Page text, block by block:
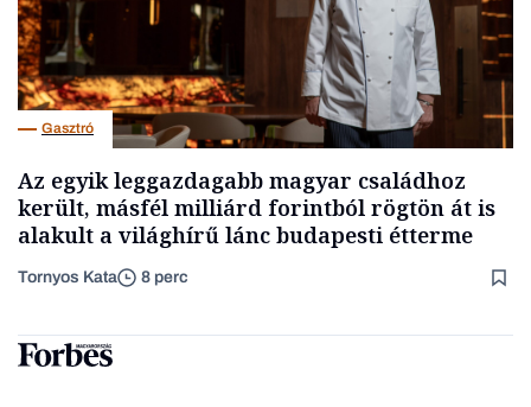
Gasztró
Az egyik leggazdagabb magyar családhoz
került, másfél milliárd forintból rögtön át is
alakult a világhírű lánc budapesti étterme
Tornyos Kata 8 perc